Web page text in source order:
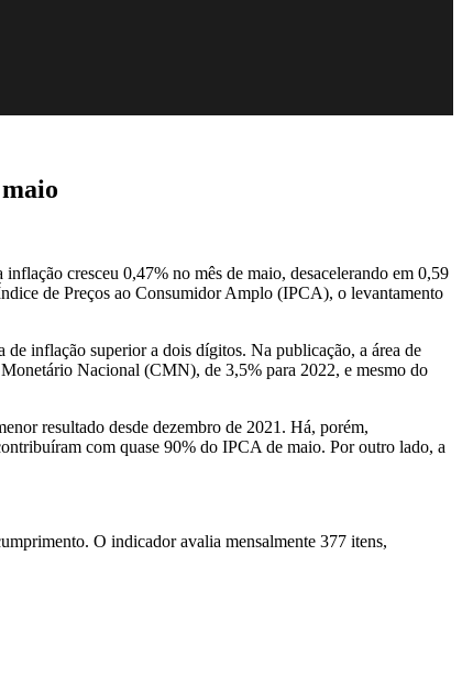
cresceu 0,47% no mês de maio, desacelerando em 0,59
de Preços ao Consumidor Amplo (IPCA), o levantamento
inflação superior a dois dígitos. Na publicação, a área de
Nacional (CMN), de 3,5% para 2022, e mesmo do
resultado desde dezembro de 2021. Há, porém,
com quase 90% do IPCA de maio. Por outro lado, a
O indicador avalia mensalmente 377 itens,